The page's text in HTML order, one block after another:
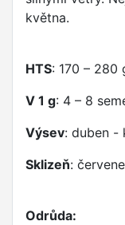
května.
HTS: 170 – 280
V 1 g: 4 – 8
Výsev: duben -
Sklizeň:
Odrůda: